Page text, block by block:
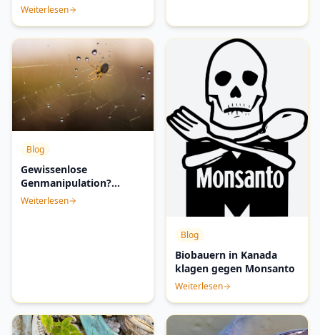
Weiterlesen
Blog
Gewissenlose
Genmanipulation?
Künstliche Spinnseide
Weiterlesen
Blog
Biobauern in Kanada
klagen gegen Monsanto
Weiterlesen